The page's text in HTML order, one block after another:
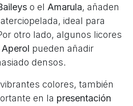
o el Amarula, añaden
ideal para
otro lado, algunos licores
Aperol pueden añadir
densos.
colores, también
en la presentación